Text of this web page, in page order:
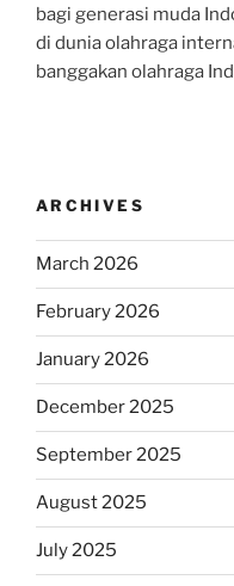
bagi generasi muda
di dunia olahraga
banggakan olahraga
ARCHIVES
March 2026
February 2026
January 2026
December 2025
September 2025
August 2025
July 2025